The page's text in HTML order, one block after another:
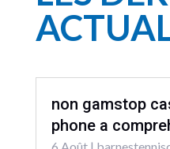
non gamstop
phone a